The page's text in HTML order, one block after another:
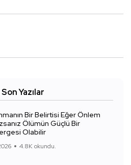
Yazılar
Bir Belirtisi Eğer Önlem
Ölümün Güçlü Bir
Olabilir
4.8K okundu.